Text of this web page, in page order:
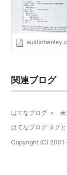
関連ブログ
はてなブログ >
はてなブログ タグ
Copyright (C) 2001-